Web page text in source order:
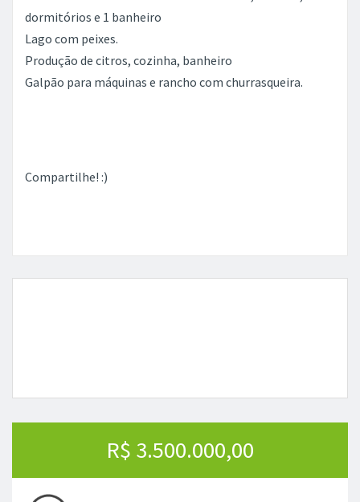
dormitórios e 1 banheiro
Lago com peixes.
Produção de citros, cozinha, banheiro
Galpão para máquinas e rancho com churrasqueira.
Compartilhe! :)
R$ 3.500.000,00